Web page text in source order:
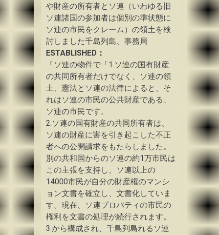
や財産の所有者とソ連（いわゆる旧
ソ連諸国の参加者は個別の準状態に
ソ連の市民をクレーム）の領土を検
討しました千島列島、事務局
ESTABLISHED：
「ソ連の物件で「1.ソ連の国有財産
の共同所有者だけでなく、ソ連の領
土、憲法とソ連の法律によると、そ
れはソ連の市民の公共財産である、
ソ連の市民です。
2.ソ連の国有財産の共同所有者は、
ソ連の財産に害を引き起こした不正
者への公開請求をもたらしました。
別の共和国からのソ連の約1万市民は
この主張を支持し、ソ連以上の
14000市民が自分の財産権のマンシ
ョン文書を確立し、文書化していま
す。 現在、ソ連プロパティの市民の
権利を文書の処理が続行されます。
3.から構成され、千島列島れるソ連